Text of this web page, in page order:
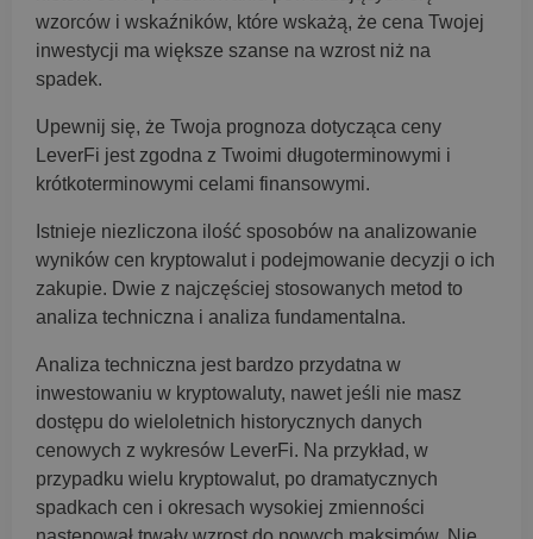
wzorców i wskaźników, które wskażą, że cena Twojej
inwestycji ma większe szanse na wzrost niż na
spadek.
Upewnij się, że Twoja prognoza dotycząca ceny
LeverFi jest zgodna z Twoimi długoterminowymi i
krótkoterminowymi celami finansowymi.
Istnieje niezliczona ilość sposobów na analizowanie
wyników cen kryptowalut i podejmowanie decyzji o ich
zakupie. Dwie z najczęściej stosowanych metod to
analiza techniczna i analiza fundamentalna.
Analiza techniczna jest bardzo przydatna w
inwestowaniu w kryptowaluty, nawet jeśli nie masz
dostępu do wieloletnich historycznych danych
cenowych z wykresów LeverFi. Na przykład, w
przypadku wielu kryptowalut, po dramatycznych
spadkach cen i okresach wysokiej zmienności